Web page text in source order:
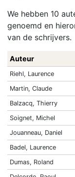
We hebben 10
genoemd en
van de schrijvers.
Auteur
Riehl, Laurence
Martin, Claude
Balzacq, Thierry
Soignet, Michel
Jouanneau, Daniel
Badel, Laurence
Dumas, Roland